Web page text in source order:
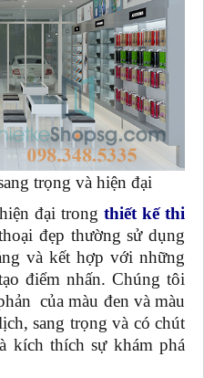
trọng và hiện đại
đại trongthiết kế thi
đẹp thường sử dụng
và kết hợp với những
điểm nhấn. Chúng tôi
của màu đen và màu
sang trọng và có chút
kích thích sự khám phá